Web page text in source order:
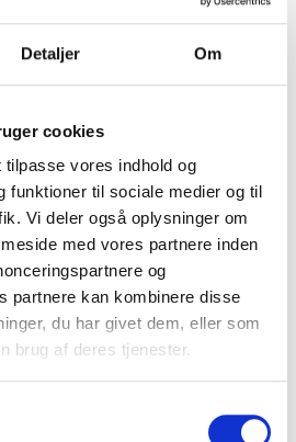
Detaljer Om
cookies
vores indhold og
funktioner til sociale medier og til
Vi deler også oplysninger om
med vores partnere inden
og
partnere kan kombinere disse
du har givet dem, eller som
brug af deres tjenester.
lugt,
indklagedes